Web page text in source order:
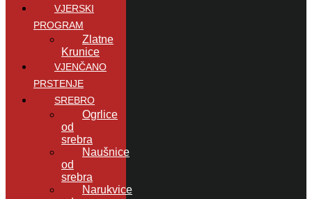
VJERSKI
PROGRAM
Zlatne
Krunice
VJENČANO
PRSTENJE
SREBRO
Ogrlice
od
srebra
Naušnice
od
srebra
Narukvice